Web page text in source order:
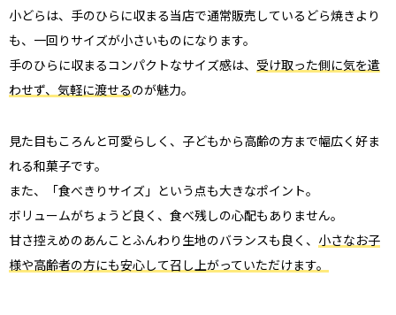
い
退職・異動の挨拶におすすめのお菓子ギ
小どらは、手のひらに収まる当店で通常販売しているどら焼きより
も、一回りサイズが小さいものになります。
手のひらに収まるコンパクトなサイズ感は、 受け取った側に気を遣
わせず、気軽に渡せる のが魅力。
見た目もころんと可愛らしく、子どもから高齢の方まで幅広く好ま
れる和菓子です。
また、「食べきりサイズ」という点も大きなポイント。
ボリュームがちょうど良く、食べ残しの心配もありません。
甘さ控えめのあんことふんわり生地のバランスも良く、 小さなお子
様や高齢者の方にも安心して召し上がっていただけます。